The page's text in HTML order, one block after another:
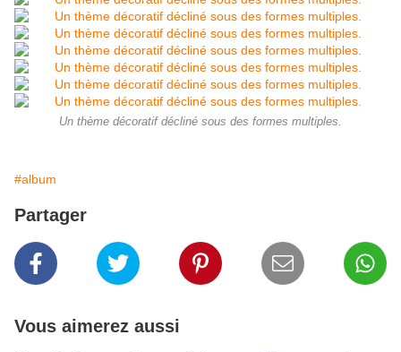
Un thème décoratif décliné sous des formes multiples.
#album
Partager
Vous aimerez aussi